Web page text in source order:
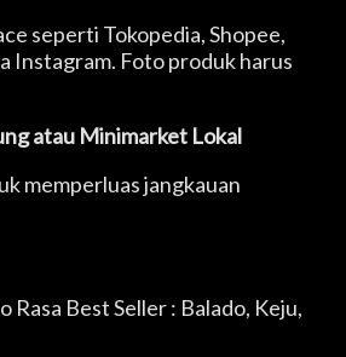
seperti Tokopedia, Shopee,
Instagram. Foto produk harus
atau Minimarket Lokal
memperluas jangkauan
Rasa Best Seller : Balado, Keju,